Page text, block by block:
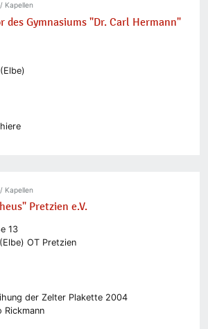
Kapellen
des Gymnasiums "Dr. Carl Hermann"
Kapellen
Pretzien e.V.
13
OT Pretzien
der Zelter Plakette 2004
Rickmann